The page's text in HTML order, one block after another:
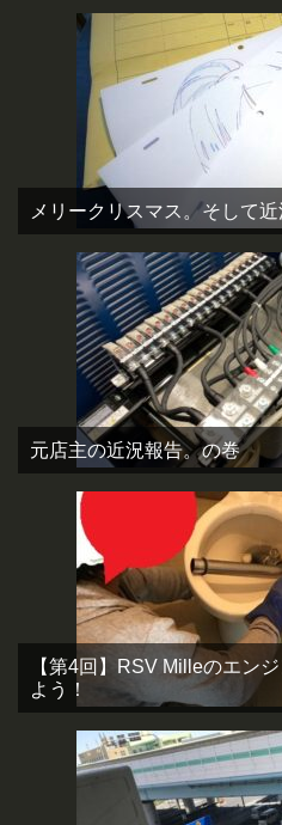
メリークリスマス。そして
元店主の近況報告。の巻
【第4回】RSV Milleのエン
よう！